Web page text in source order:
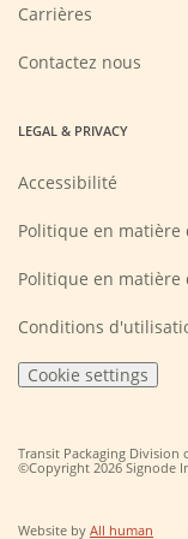
Carrières
new
Contactez nous
LEGAL & PRIVACY
Accessibilité
Politique en matière
Politique en matière
Conditions
Cookie settings
Transit Packaging Division
©Copyright 2026 Signode
Website by All human